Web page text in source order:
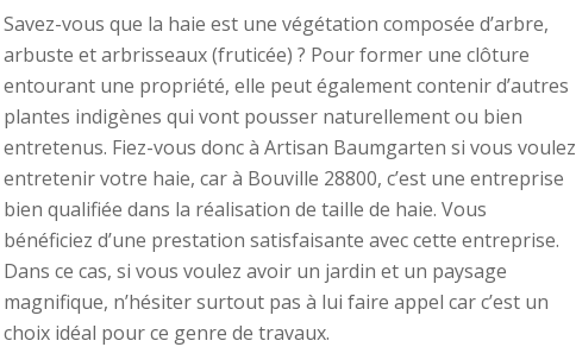
Savez-vous que la haie est une végétation composée d’arbre,
arbuste et arbrisseaux (fruticée) ? Pour former une clôture
entourant une propriété, elle peut également contenir d’autres
plantes indigènes qui vont pousser naturellement ou bien
entretenus. Fiez-vous donc à Artisan Baumgarten si vous voulez
entretenir votre haie, car à Bouville 28800, c’est une entreprise
bien qualifiée dans la réalisation de taille de haie. Vous
bénéficiez d’une prestation satisfaisante avec cette entreprise.
Dans ce cas, si vous voulez avoir un jardin et un paysage
magnifique, n’hésiter surtout pas à lui faire appel car c’est un
choix idéal pour ce genre de travaux.